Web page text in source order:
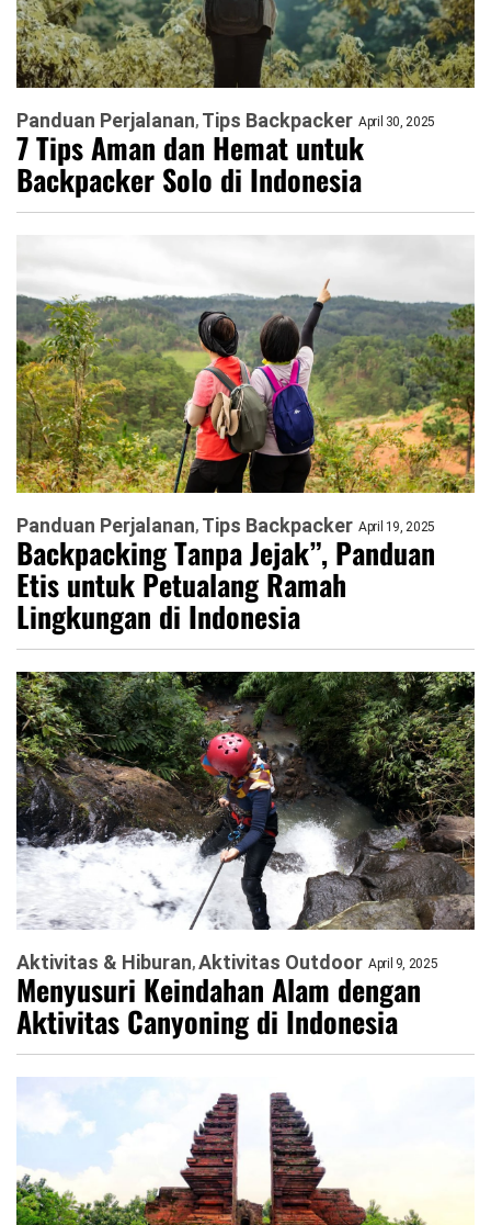
Panduan Perjalanan Tips Backpacker April 30, 2025
7 Tips Aman dan Hemat untuk
Backpacker Solo di Indonesia
Panduan Perjalanan Tips Backpacker April 19, 2025
Backpacking Tanpa Jejak”, Panduan
Etis untuk Petualang Ramah
Lingkungan di Indonesia
Aktivitas & Hiburan Aktivitas Outdoor April 9, 2025
Menyusuri Keindahan Alam dengan
Aktivitas Canyoning di Indonesia